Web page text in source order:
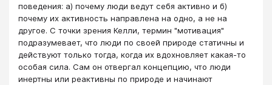
поведения: а) почему люди ведут себя активно и б)
почему их активность направлена на одно, а не на
другое. С точки зрения Келли, термин "мотивация"
подразумевает, что люди по своей природе статичны и
действуют только тогда, когда их вдохновляет какая-то
особая сила. Сам он отвергал концепцию, что люди
инертны или реактивны по природе и начинают